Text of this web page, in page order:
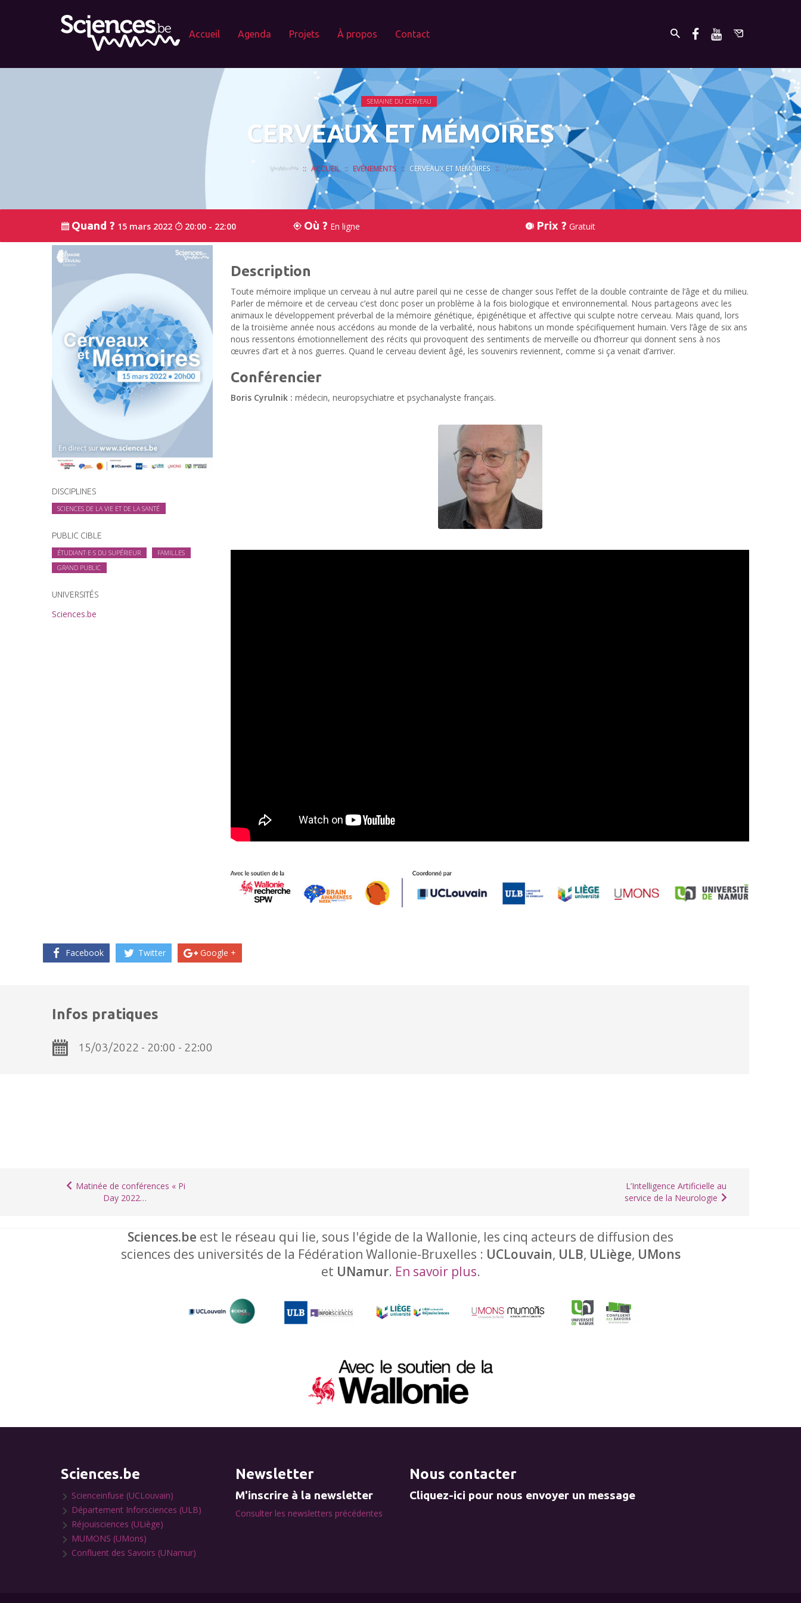
Accueil Agenda Projets À propos Contact
SEMAINE DU CERVEAU
CERVEAUX ET MÉMOIRES
ACCUEIL EVÉNEMENTS CERVEAUX ET MÉMOIRES
Quand ? 15 mars 2022 20:00 - 22:00 Où ? En ligne Prix ? Gratuit
DISCIPLINES
SCIENCES DE LA VIE ET DE LA SANTÉ
PUBLIC CIBLE
ÉTUDIANT·E·S DU SUPÉRIEUR
FAMILLES
GRAND PUBLIC
UNIVERSITÉS
Sciences.be
Description
Toute mémoire implique un cerveau à nul autre pareil qui ne cesse de changer sous l’effet de la double contrainte de l’âge et du milieu.
Parler de mémoire et de cerveau c’est donc poser un problème à la fois biologique et environnemental. Nous partageons avec les
animaux le développement préverbal de la mémoire génétique, épigénétique et affective qui sculpte notre cerveau. Mais quand, lors
de la troisième année nous accédons au monde de la verbalité, nous habitons un monde spécifiquement humain. Vers l’âge de six ans
nous ressentons émotionnellement des récits qui provoquent des sentiments de merveille ou d’horreur qui donnent sens à nos
œuvres d’art et à nos guerres. Quand le cerveau devient âgé, les souvenirs reviennent, comme si ça venait d’arriver.
Conférencier
Boris Cyrulnik : médecin, neuropsychiatre et psychanalyste français.
Facebook Twitter Google +
Infos pratiques
15/03/2022 - 20:00 - 22:00
Matinée de conférences « Pi
Day 2022…
L’Intelligence Artificielle au
service de la Neurologie
Sciences.be est le réseau qui lie, sous l'égide de la Wallonie, les cinq acteurs de diffusion des
sciences des universités de la Fédération Wallonie-Bruxelles : UCLouvain, ULB, ULiège, UMons
et UNamur. En savoir plus.
Sciences.be
Scienceinfuse (UCLouvain)
Département Inforsciences (ULB)
Réjouisciences (ULiège)
MUMONS (UMons)
Confluent des Savoirs (UNamur)
Newsletter
M'inscrire à la newsletter
Consulter les newsletters précédentes
Nous contacter
Cliquez-ici pour nous envoyer un message